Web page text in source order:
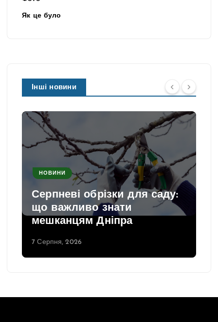
Як це було
Інші новини
НОВИНИ
Серпневі обрізки для саду:
що важливо знати
мешканцям Дніпра
7 Серпня, 2026